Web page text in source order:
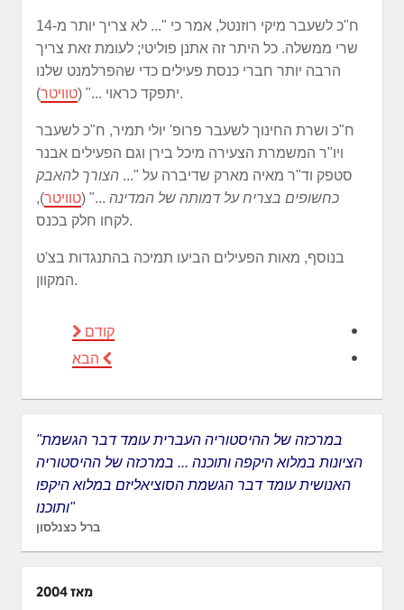
ח"כ לשעבר מיקי רוזנטל, אמר כי "... לא צריך יותר מ-14
שרי ממשלה. כל היתר זה אתנן פוליטי; לעומת זאת צריך
הרבה יותר חברי כנסת פעילים כדי שהפרלמנט שלנו
יתפקד כראוי ..." (טוויטר ).
ח"כ ושרת החינוך לשעבר פרופ' יולי תמיר, ח"כ לשעבר
ויו"ר המשמרת הצעירה מיכל בירן וגם הפעילים אבנר
סטפק וד"ר מאיה מארק שדיברה על "... הצורך להאבק
כחשופים בצריח על דמותה של המדינה ..." (טוויטר),
לקחו חלק בכנס.
בנוסף, מאות הפעילים הביעו תמיכה בהתנגדות בצ'ט
המקוון.
קודם
הבא
"במרכזה של ההיסטוריה העברית עומד דבר הגשמת
הציונות במלוא היקפה ותוכנה ... במרכזה של ההיסטוריה
האנושית עומד דבר הגשמת הסוציאליזם במלוא היקפו
ותוכנו"
ברל כצנלסון
מאז 2004